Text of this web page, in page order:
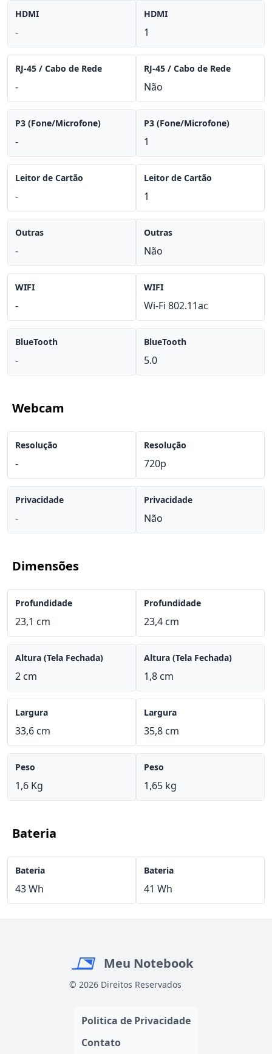
HDMI
-
RJ-45 / Cabo de Rede
-
P3 (Fone/Microfone)
-
Leitor de Cartão
-
Outras
-
WIFI
-
BlueTooth
-
HDMI
1
RJ-45 / Cabo de Rede
Não
P3 (Fone/Microfone)
1
Leitor de Cartão
1
Outras
Não
WIFI
Wi-Fi 802.11ac
BlueTooth
5.0
Webcam
Resolução
-
Privacidade
-
Resolução
720p
Privacidade
Não
Dimensões
Profundidade
23,1 cm
Altura (Tela Fechada)
2 cm
Largura
33,6 cm
Peso
1,6 Kg
Profundidade
23,4 cm
Altura (Tela Fechada)
1,8 cm
Largura
35,8 cm
Peso
1,65 kg
Bateria
Bateria
43 Wh
Bateria
41 Wh
Meu Notebook
© 2026 Direitos Reservados
Politica de Privacidade
Contato